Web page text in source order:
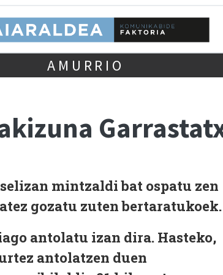
AMURRIO
mintzaldi bat ospatu zen
gozatu zuten bertaratukoek.
antolatu izan dira. Hasteko,
antolatzen duen